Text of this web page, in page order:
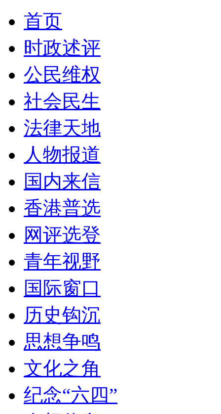
首页
时政述评
公民维权
社会民生
法律天地
人物报道
国内来信
香港普选
网评选登
青年视野
国际窗口
历史钩沉
思想争鸣
文化之角
纪念“六四”